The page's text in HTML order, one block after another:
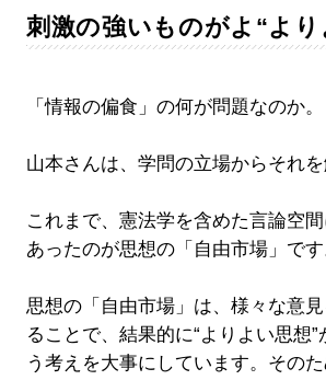
刺激の強いものがよ“より
「情報の偏食」の何が問題なのか。
山本さんは、学問の立場からそれを
これまで、憲法学を含めた言論空
あったのが思想の「自由市場」です
思想の「自由市場」は、様々な意
ることで、結果的に“よりよい思想
う考えを大事にしています。その